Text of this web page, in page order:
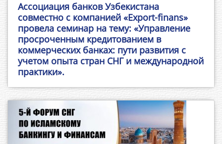
Ассоциация банков Узбекистана
совместно с компанией «Export-finans»
провела семинар на тему: «Управление
просроченным кредитованием в
коммерческих банках: пути развития с
учетом опыта стран СНГ и международной
практики».